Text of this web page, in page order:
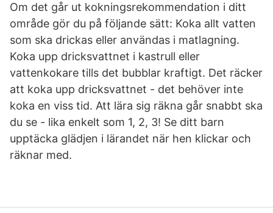
Om det går ut kokningsrekommendation i ditt
område gör du på följande sätt: Koka allt vatten
som ska drickas eller användas i matlagning.
Koka upp dricksvattnet i kastrull eller
vattenkokare tills det bubblar kraftigt. Det räcker
att koka upp dricksvattnet - det behöver inte
koka en viss tid. Att lära sig räkna går snabbt ska
du se - lika enkelt som 1, 2, 3! Se ditt barn
upptäcka glädjen i lärandet när hen klickar och
räknar med.